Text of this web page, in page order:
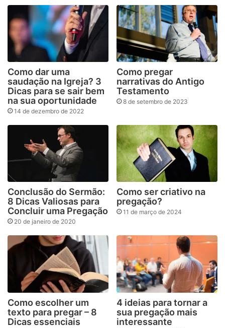
Como dar uma
saudação na Igreja? 3
Dicas para se sair bem
na sua oportunidade
14 de dezembro de 2022
Como pregar
narrativas do Antigo
Testamento
8 de setembro de 2023
Conclusão do Sermão:
8 Dicas Valiosas para
Concluir uma Pregação
20 de janeiro de 2020
Como ser criativo na
pregação?
11 de março de 2024
Como escolher um
texto para pregar – 8
Dicas essenciais
4 ideias para tornar a
sua pregação mais
interessante